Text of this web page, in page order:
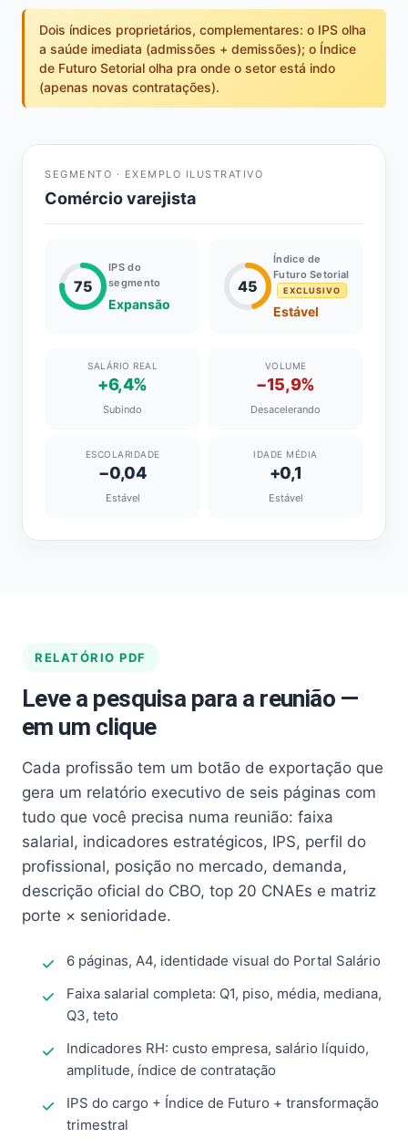
Dois índices proprietários, complementares: o IPS olha
a saúde imediata (admissões + demissões); o Índice
de Futuro Setorial olha pra onde o setor está indo
(apenas novas contratações).
SEGMENTO · EXEMPLO ILUSTRATIVO
Comércio varejista
75
IPS do
segmento
Expansão
45
Índice de
Futuro Setorial
EXCLUSIVO
Estável
SALÁRIO REAL
+6,4%
Subindo
VOLUME
−15,9%
Desacelerando
ESCOLARIDADE
−0,04
Estável
IDADE MÉDIA
+0,1
Estável
RELATÓRIO PDF
Leve a pesquisa para a reunião —
em um clique
Cada profissão tem um botão de exportação que
gera um relatório executivo de seis páginas com
tudo que você precisa numa reunião: faixa
salarial, indicadores estratégicos, IPS, perfil do
profissional, posição no mercado, demanda,
descrição oficial do CBO, top 20 CNAEs e matriz
porte × senioridade.
6 páginas, A4, identidade visual do Portal Salário
Faixa salarial completa: Q1, piso, média, mediana,
Q3, teto
Indicadores RH: custo empresa, salário líquido,
amplitude, índice de contratação
IPS do cargo + Índice de Futuro + transformação
trimestral